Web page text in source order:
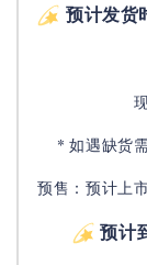
预计发货
* 如遇缺货
预售：预计上
预计